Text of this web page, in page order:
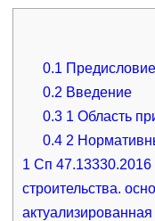
0.1 Предисловие
0.2 Введение
0.3 1 Область
0.4 2
1 Сп
строительства.